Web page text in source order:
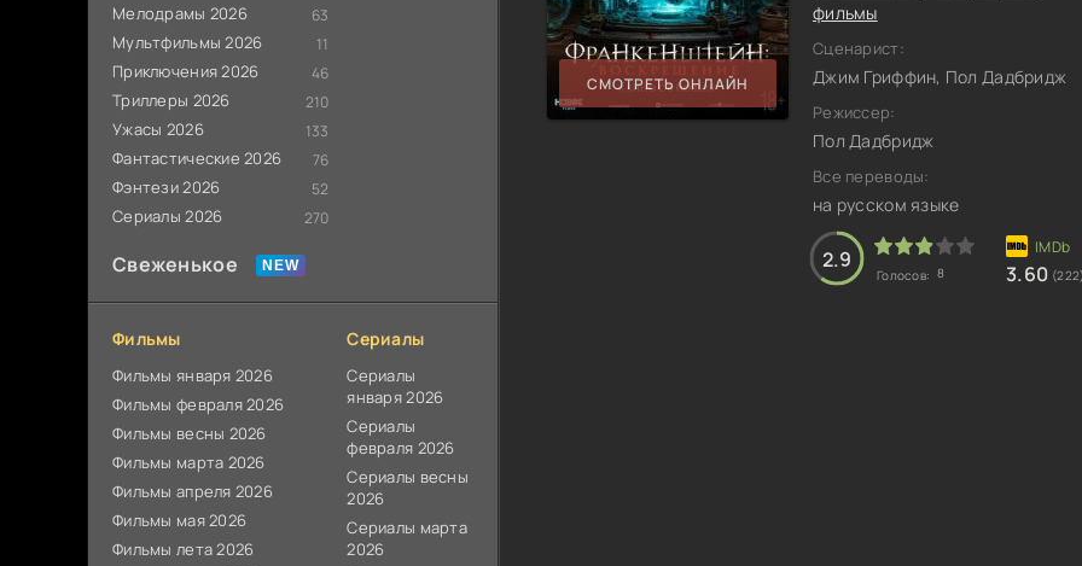
Мелодрамы 2026 63
Мультфильмы 2026 11
Приключения 2026 46
Триллеры 2026 210
Ужасы 2026 133
Фантастические 2026 76
Фэнтези 2026 52
Сериалы 2026 270
Свеженькое
Фильмы
Фильмы января 2026
Фильмы февраля 2026
Фильмы весны 2026
Фильмы марта 2026
Фильмы апреля 2026
Фильмы мая 2026
Фильмы лета 2026
Сериалы
Сериалы
января 2026
Сериалы
февраля 2026
Сериалы весны
2026
Сериалы марта
2026
СМОТРЕТЬ ОНЛАЙН
фильмы
Сценарист:
Джим Гриффин, Пол Дадбридж
Режиссер:
Пол Дадбридж
Все переводы:
на русском языке
2.9
Голосов: 8 3.60 (222)